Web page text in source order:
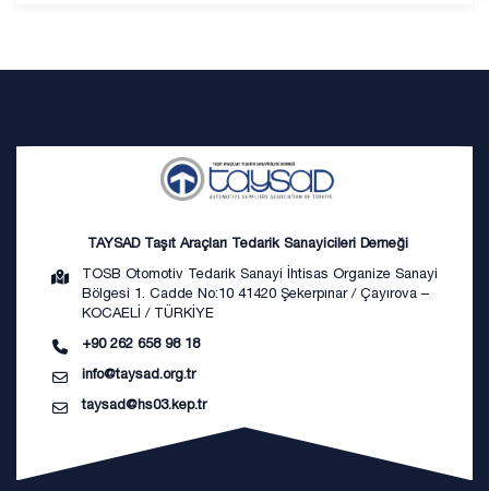
TAYSAD Taşıt Araçları Tedarik Sanayicileri Derneği
TOSB Otomotiv Tedarik Sanayi İhtisas Organize Sanayi
Bölgesi 1. Cadde No:10 41420 Şekerpınar / Çayırova –
KOCAELİ / TÜRKİYE
+90 262 658 98 18
info@taysad.org.tr
taysad@hs03.kep.tr